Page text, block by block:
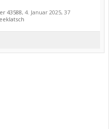
43588, 4. Januar 2025, 37